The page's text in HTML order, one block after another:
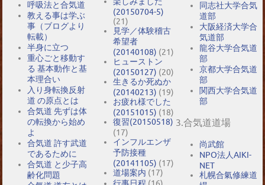
呼吸法と合気道
教える事は学ぶ
事（ブログより
転載）
半身に立つ
重心ごと移動す
る 基本動作と基
本理合い
入り身転換反射
道 の原点とは
合気道 先ずは体
の転換から始め
よ
合気道 許す武道
であるために
合気道 と少子高
齢化問題
(20150704-5)
(21)
見学／体験稽古
希望者
(20140108) (21)
ヒューストン
(20150127) (20)
生きるか死ぬか
(20140213) (19)
お疲れ様でした
(20151015) (18)
復習(20150518)
(17)
インフルエンザ
予防接種
(20141105) (17)
道場案内 (17)
同志社大学合気
道部
大阪経済大学合
気道部
龍谷大学合気道
部
京都大学合気道
部
関西大学合気道
部
3.合気道道場
尚武館
NPO法人AIKI-
NET
札幌合氣修練道